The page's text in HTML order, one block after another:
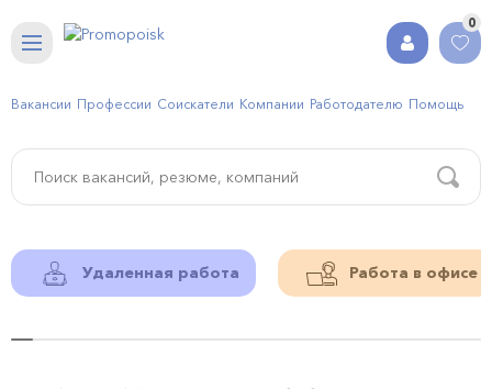
0
Вакансии Профессии Соискатели Компании Работодателю Помощь
Удаленная работа Работа в офисе